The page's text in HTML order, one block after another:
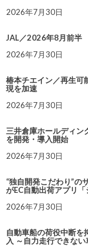
2026年7月30日
JAL／2026年8月前半
2026年7月30日
椿本チエイン／再生可
現を加速
2026年7月30日
三井倉庫ホールディン
を開発・導入開始
2026年7月30日
“独自開発こだわり”の
がEC自動出荷アプリ
2026年7月30日
自動車船の荷役中断を
入 ～自力走行できな